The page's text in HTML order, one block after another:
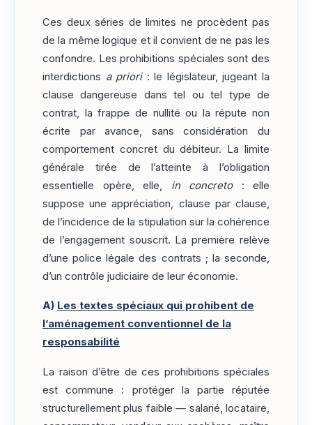
Ces deux séries de limites ne procèdent pas
de la même logique et il convient de ne pas les
confondre. Les prohibitions spéciales sont des
interdictions a priori: le législateur, jugeant la
clause dangereuse dans tel ou tel type de
contrat, la frappe de nullité ou la répute non
écrite par avance, sans considération du
comportement concret du débiteur. La limite
générale tirée de l’atteinte à l’obligation
essentielle opère, elle, in concreto: elle
suppose une appréciation, clause par clause,
de l’incidence de la stipulation sur la cohérence
de l’engagement souscrit. La première relève
d’une police légale des contrats ; la seconde,
d’un contrôle judiciaire de leur économie.
A) Les textes spéciaux qui prohibent de
l’aménagement conventionnel de la
responsabilité
La raison d’être de ces prohibitions spéciales
est commune : protéger la partie réputée
structurellement plus faible — salarié, locataire,